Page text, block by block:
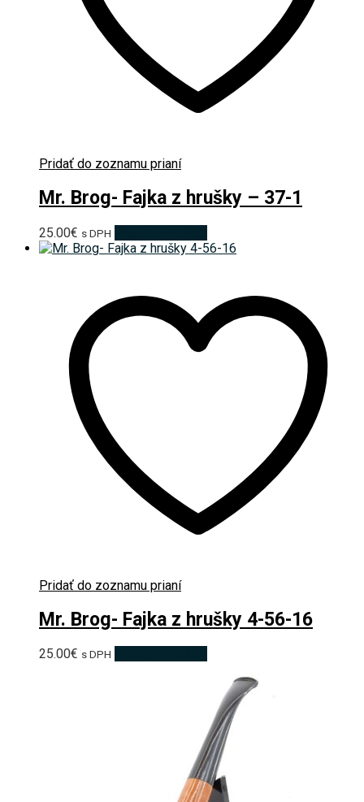
Pridať do zoznamu prianí
Mr. Brog- Fajka z hrušky – 37-1
25.00€ s DPH
Pridať do zoznamu prianí
Mr. Brog- Fajka z hrušky 4-56-16
25.00€ s DPH